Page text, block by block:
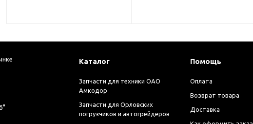
Каталог
Запчасти для техники ОАО
Амкодор
Запчасти для Орловских
погрузчиков и автогрейдеров
Помощь
Оплата
Возврат товара
Доставка